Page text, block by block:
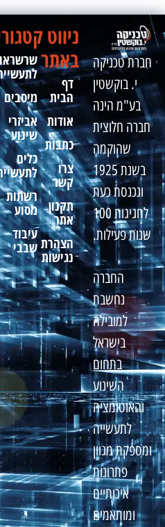
חברת טכניקה
י. בוקשטין
בע"מ הינה
חברה חלוצית
שהוקמה
בשנת 1925
ונכנסת כעת
לחגיגות 100
שנות פעילות.
החברה
נחשבת
למובילה
בישראל
בתחום
השינוע
והאוטומציה
לתעשייה
ומספקת מגוון
פתרונות
איכותיים
ומותאמים
ניווט
באתר
דף
הבית
אודות
כתבות
צרו
קשר
תקנון
אתר
הצהרת
נגישות
מיסבים
אביזרי
שינוע
כלים
רשתות
מסוע
עיבוד
שבבי